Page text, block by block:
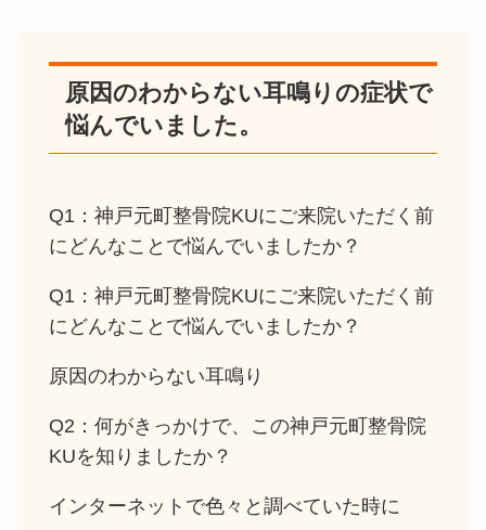
原因のわからない耳鳴りの症状で
悩んでいました。
Q1：神戸元町整骨院KUにご来院いただく前
にどんなことで悩んでいましたか？
Q1：神戸元町整骨院KUにご来院いただく前
にどんなことで悩んでいましたか？
原因のわからない耳鳴り
Q2：何がきっかけで、この神戸元町整骨院
KUを知りましたか？
インターネットで色々と調べていた時に